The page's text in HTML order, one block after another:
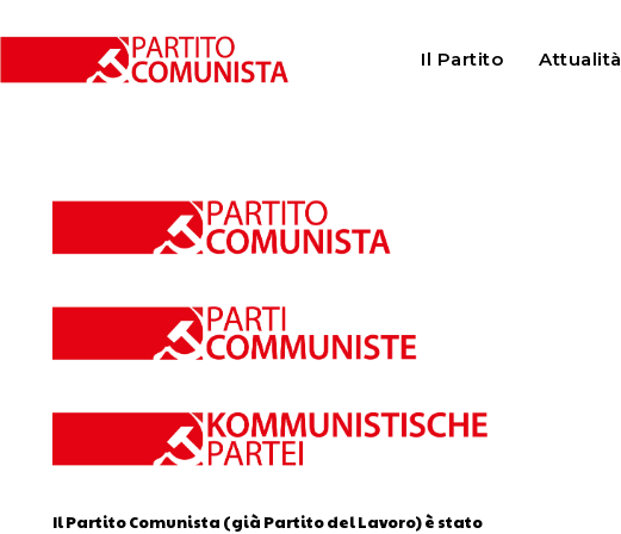
Il Partito Attualità
Home Calendario
Calendario
Il Partito Comunista (già Partito del Lavoro) è stato